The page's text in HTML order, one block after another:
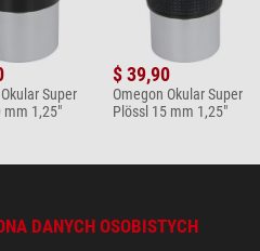
Super
mm 1,25"
$ 39,90
Omegon Okular Super
Plössl 15 mm 1,25"
DANYCH OSOBISTYCH